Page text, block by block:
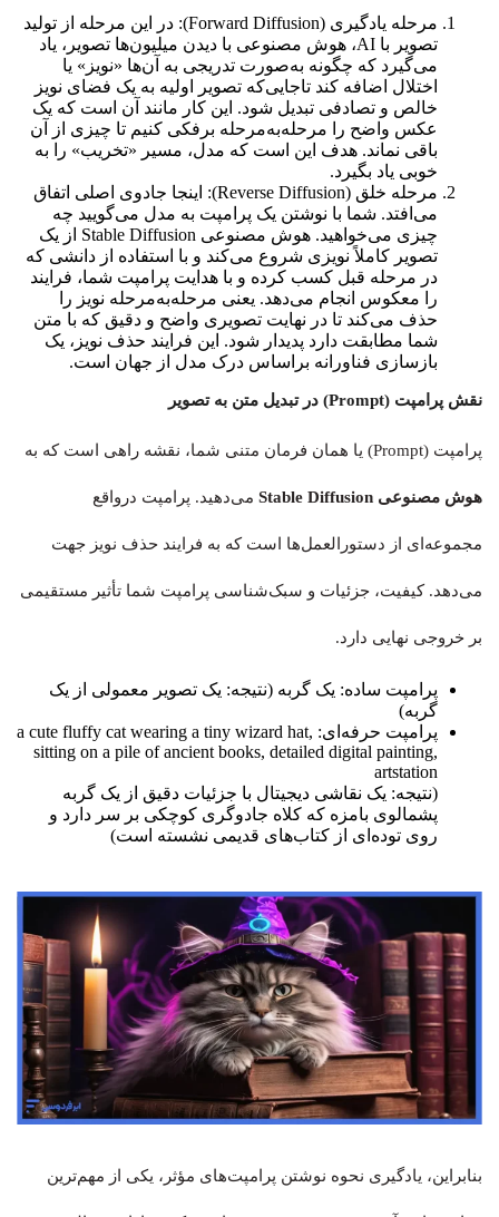
مرحله یادگیری (Forward Diffusion): در این مرحله از تولید
تصویر با AI، هوش مصنوعی با دیدن میلیون‌ها تصویر، یاد
می‌گیرد که چگونه به‌صورت تدریجی به آن‌ها «نویز» یا
اختلال اضافه کند تاجایی‌که تصویر اولیه به یک فضای نویز
خالص و تصادفی تبدیل شود. این کار مانند آن است که یک
عکس واضح را مرحله‌به‌مرحله برفکی کنیم تا چیزی از آن
باقی نماند. هدف این است که مدل، مسیر «تخریب» را به
خوبی یاد بگیرد.
مرحله خلق (Reverse Diffusion): اینجا جادوی اصلی اتفاق
می‌افتد. شما با نوشتن یک پرامپت به مدل می‌گویید چه
چیزی می‌خواهید. هوش مصنوعی Stable Diffusion از یک
تصویر کاملاً نویزی شروع می‌کند و با استفاده از دانشی که
در مرحله قبل کسب کرده و با هدایت پرامپت شما، فرایند
را معکوس انجام می‌دهد. یعنی مرحله‌به‌مرحله نویز را
حذف می‌کند تا در نهایت تصویری واضح و دقیق که با متن
شما مطابقت دارد پدیدار شود. این فرایند حذف نویز، یک
بازسازی فناورانه براساس درک مدل از جهان است.
نقش پرامپت (Prompt) در تبدیل متن به تصویر
پرامپت (Prompt) یا همان فرمان متنی شما، نقشه راهی است که به
هوش مصنوعی Stable Diffusion می‌دهید. پرامپت درواقع
مجموعه‌ای از دستورالعمل‌ها است که به فرایند حذف نویز جهت
می‌دهد. کیفیت، جزئیات و سبک‌شناسی پرامپت شما تأثیر مستقیمی
بر خروجی نهایی دارد.
پرامپت ساده: یک گربه (نتیجه: یک تصویر معمولی از یک
گربه)
پرامپت حرفه‌ای: a cute fluffy cat wearing a tiny wizard hat,
sitting on a pile of ancient books, detailed digital painting,
artstation
(نتیجه: یک نقاشی دیجیتال با جزئیات دقیق از یک گربه
پشمالوی بامزه که کلاه جادوگری کوچکی بر سر دارد و
روی توده‌ای از کتاب‌های قدیمی نشسته است)
بنابراین، یادگیری نحوه نوشتن پرامپت‌های مؤثر، یکی از مهم‌ترین